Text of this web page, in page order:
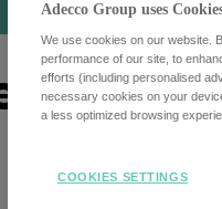
Trier
Trier
Adecco Group uses
We use cookies on our website.
performance of our site, to
efforts (including personalised
necessary cookies on your
a less optimized browsing
COOKIES SETTINGS